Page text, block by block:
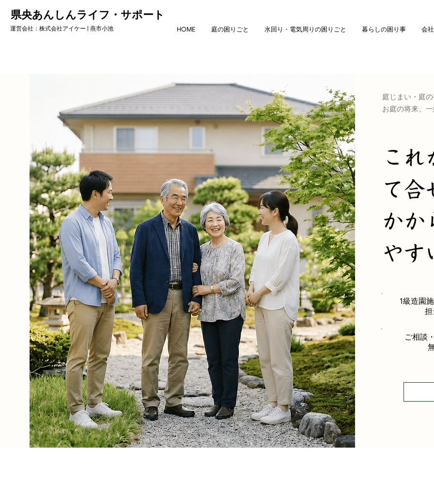
県央あんしんライフ・サポート
運営会社：株式会社アイケー | 燕市小池 HOME 庭の困りごと 水回り・電気周りの困りごと 暮らしの困り事 会
庭じまい・庭
お庭の将来、
こ
て合
かか
やす
1級造園
ご相談